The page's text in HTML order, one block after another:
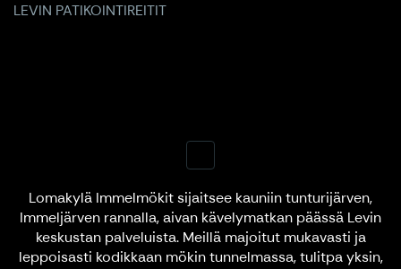
LEVIN PATIKOINTIREITIT
Lomakylä Immelmökit sijaitsee kauniin tunturijärven,
Immeljärven rannalla, aivan kävelymatkan päässä Levin
keskustan palveluista. Meillä majoitut mukavasti ja
leppoisasti kodikkaan mökin tunnelmassa, tulitpa yksin,